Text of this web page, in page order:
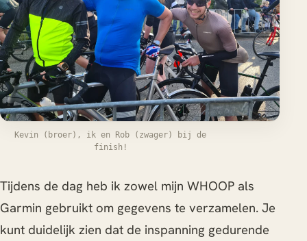
Kevin (broer), ik en Rob (zwager) bij de
finish!
Tijdens de dag heb ik zowel mijn WHOOP als
Garmin gebruikt om gegevens te verzamelen. Je
kunt duidelijk zien dat de inspanning gedurende